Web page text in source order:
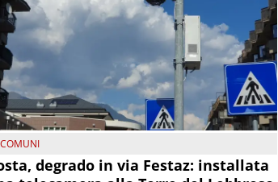
COMUNI
degrado in via Festaz: installata